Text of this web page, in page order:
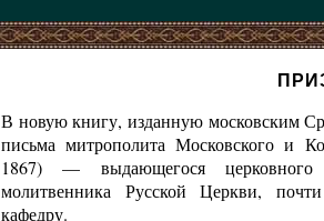
В новую книгу, изданную московским
письма митрополита Московского и
1867) — выдающегося церковного
молитвенника Русской Церкви,
кафедру.